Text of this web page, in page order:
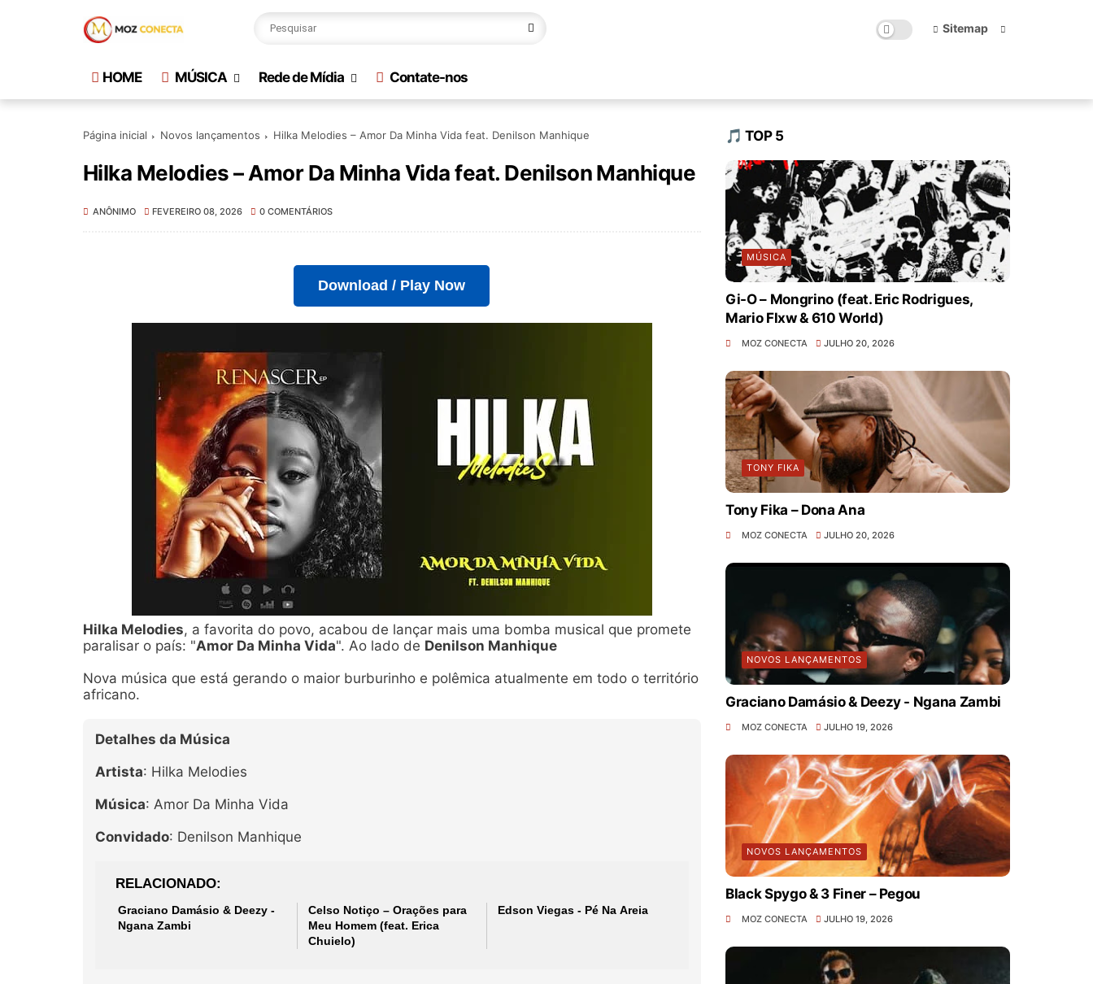
Sitemap
HOME MÚSICA Rede de Mídia Contate-nos
Página inicial Novos lançamentos Hilka Melodies – Amor Da Minha Vida feat. Denilson Manhique
Hilka Melodies – Amor Da Minha Vida feat. Denilson Manhique
ANÔNIMO FEVEREIRO 08, 2026 0 COMENTÁRIOS
Download / Play Now
Hilka Melodies, a favorita do povo, acabou de lançar mais uma bomba musical que promete
paralisar o país: "Amor Da Minha Vida". Ao lado de Denilson Manhique
Nova música que está gerando o maior burburinho e polêmica atualmente em todo o território
africano.
Detalhes da Música
Artista: Hilka Melodies
Música: Amor Da Minha Vida
Convidado: Denilson Manhique
RELACIONADO
Graciano Damásio & Deezy -
Ngana Zambi
Celso Notiço – Orações para
Meu Homem (feat. Erica
Chuielo)
Edson Viegas - Pé Na Areia
🎵 TOP 5
MÚSICA
Gi-O – Mongrino (feat. Eric Rodrigues,
Mario Flxw & 610 World)
MOZ CONECTA JULHO 20, 2026
TONY FIKA
Tony Fika – Dona Ana
MOZ CONECTA JULHO 20, 2026
NOVOS LANÇAMENTOS
Graciano Damásio & Deezy - Ngana Zambi
MOZ CONECTA JULHO 19, 2026
NOVOS LANÇAMENTOS
Black Spygo & 3 Finer – Pegou
MOZ CONECTA JULHO 19, 2026